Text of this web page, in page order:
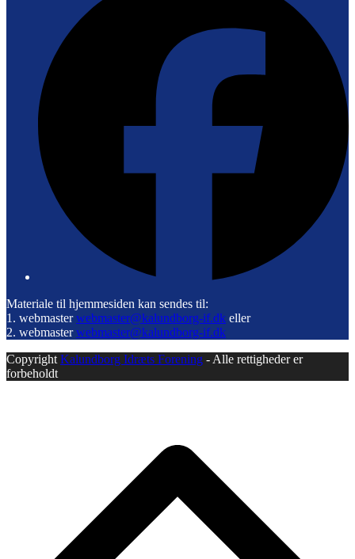
Materiale til hjemmesiden kan sendes til:
1. webmasterwebmaster@kalundborg-if.dk eller
2. webmasterwebmaster@kalundborg-if.dk
Copyright Kalundborg Idræts Forening - Alle rettigheder er
forbeholdt